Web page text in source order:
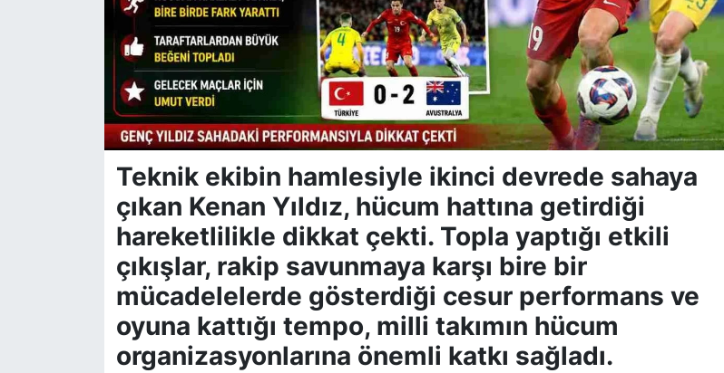
Teknik ekibin hamlesiyle ikinci devrede sahaya
çıkan Kenan Yıldız, hücum hattına getirdiği
hareketlilikle dikkat çekti. Topla yaptığı etkili
çıkışlar, rakip savunmaya karşı bire bir
mücadelelerde gösterdiği cesur performans ve
oyuna kattığı tempo, milli takımın hücum
organizasyonlarına önemli katkı sağladı.